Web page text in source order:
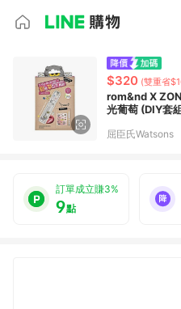
$320 (雙重省
rom&nd X
光葡萄 (DIY套
屈臣氏Watsons
訂單成立賺3%
9點